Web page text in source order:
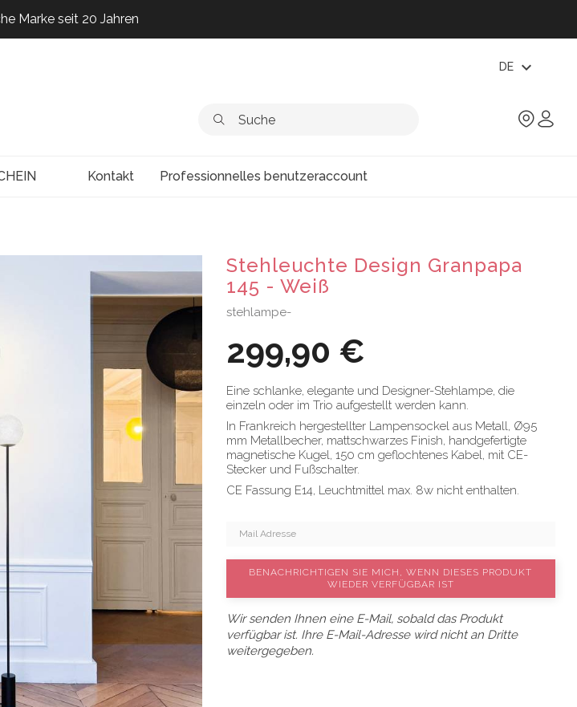
Marke seit 20 Jahren
Marke seit 20 Jahren
DE expand_more
Kontakt Professionnelles benutzeraccount
Stehleuchte Design Granpapa
145 - Weiß
stehlampe-
299,90 €
Eine schlanke, elegante und Designer-Stehlampe, die
einzeln oder im Trio aufgestellt werden kann.
In Frankreich hergestellter Lampensockel aus Metall, Ø95
mm Metallbecher, mattschwarzes Finish, handgefertigte
magnetische Kugel, 150 cm geflochtenes Kabel, mit CE-
Stecker und Fußschalter.
CE Fassung E14, Leuchtmittel max. 8w nicht enthalten.
BENACHRICHTIGEN SIE MICH, WENN DIESES PRODUKT
WIEDER VERFÜGBAR IST
Wir senden Ihnen eine E-Mail, sobald das Produkt
verfügbar ist. Ihre E-Mail-Adresse wird nicht an Dritte
weitergegeben.